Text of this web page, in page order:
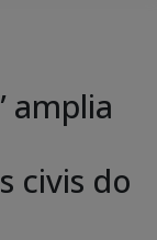
amplia
civis do